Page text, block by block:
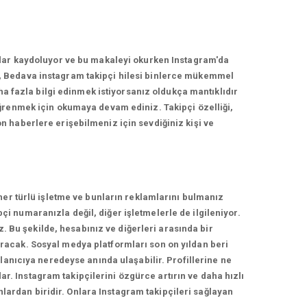
kaydoluyor ve bu makaleyi okurken Instagram'da
instagram takipçi hilesi binlerce mükemmel
fazla bilgi edinmek istiyorsanız oldukça mantıklıdır
için okumaya devam ediniz. Takipçi özelliği,
haberlere erişebilmeniz için sevdiğiniz kişi ve
türlü işletme ve bunların reklamlarını bulmanız
numaranızla değil, diğer işletmelerle de ilgileniyor.
şekilde, hesabınız ve diğerleri arasında bir
Sosyal medya platformları son on yıldan beri
neredeyse anında ulaşabilir. Profillerine ne
Instagram takipçilerini özgürce artırın ve daha hızlı
biridir. Onlara Instagram takipçileri sağlayan